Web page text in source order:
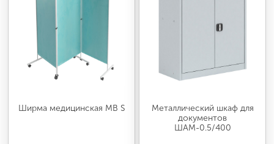
Ширма медицинская MB S
Металлический шкаф для
документов
ШАМ-0.5/400